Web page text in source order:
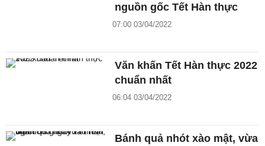
nguồn gốc Tết Hàn thực
07:00 03/04/2022
Văn khấn Tết Hàn thực 2022
chuẩn nhất
06:04 03/04/2022
Bánh quả nhót xào mật, vừa